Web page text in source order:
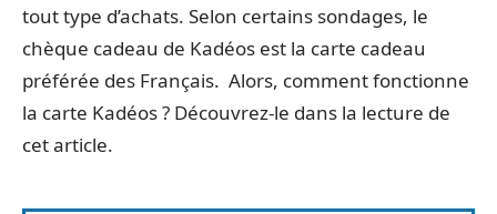
tout type d’achats. Selon certains sondages, le
chèque cadeau de Kadéos est la carte cadeau
préférée des Français. Alors, comment fonctionne
la carte Kadéos ? Découvrez-le dans la lecture de
cet article.